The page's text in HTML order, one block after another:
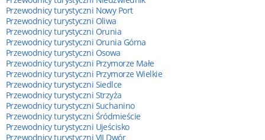
Przewodnicy turystyczni Nowy Port
Przewodnicy turystyczni Oliwa
Przewodnicy turystyczni Orunia
Przewodnicy turystyczni Orunia Górna
Przewodnicy turystyczni Osowa
Przewodnicy turystyczni Przymorze Małe
Przewodnicy turystyczni Przymorze Wielkie
Przewodnicy turystyczni Siedlce
Przewodnicy turystyczni Strzyża
Przewodnicy turystyczni Suchanino
Przewodnicy turystyczni Śródmieście
Przewodnicy turystyczni Ujeścisko
Przewodnicy turystyczni VII Dwór